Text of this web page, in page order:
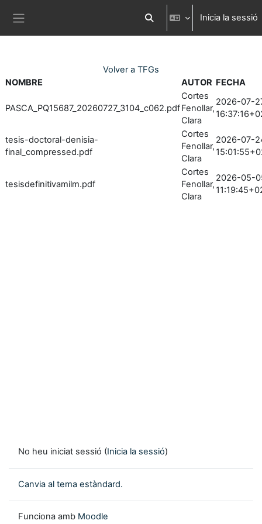
Commuta l'entrada de la
Inicia la sessió
Volver a TFGs
NOMBRE
AUTOR FECHA
PASCA_PQ15687_20260727_3104_c062.pdf
Cortes
Fenollar,
Clara
2026-07-
tesis-doctoral-denisia-
final_compressed.pdf
Cortes
Fenollar,
Clara
2026-07-
tesisdefinitivamilm.pdf
Cortes
Fenollar,
Clara
2026-05-
No heu iniciat sessió (Inicia la sessió)
Canvia al tema estàndard.
Funciona amb Moodle